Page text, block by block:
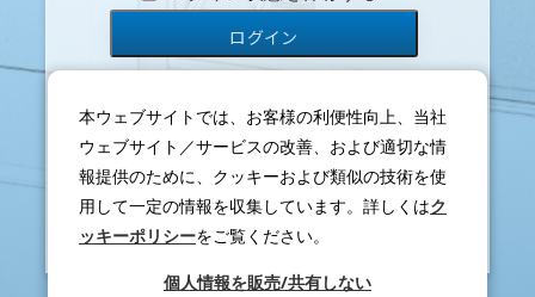
パスワードを忘れた方はこちら
新規会員登録はこちら
本ウェブサイトでは、お客様の利便性向上、当社
ウェブサイト／サービスの改善、および適切な情
報提供のために、クッキーおよび類似の技術を使
用して一定の情報を収集しています。詳しくはク
ッキーポリシーをご覧ください。
個人情報を販売/共有しない